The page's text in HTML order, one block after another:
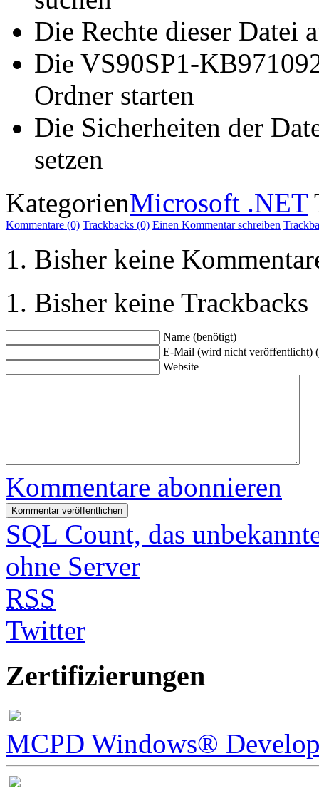
Die Rechte dieser Datei
Die VS90SP1-
Ordner starten
Die Sicherheiten der
setzen
KategorienMicrosoft .NET
Kommentare (0) Trackbacks (0) Einen Kommentar schreiben
Bisher keine
Bisher keine Trackbacks
Name (benötigt)
E-Mail (wird nicht veröffentlicht)
Website
Kommentare abonnieren
SQL Count, das
ohne Server
RSS
Twitter
Zertifizierungen
MCPD Windows®